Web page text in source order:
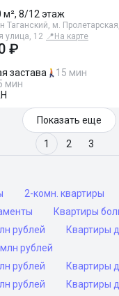
м², 8/12 этаж
Таганский, м.
улица, 12 📍 На карте
₽
застава
15 мин
мин
Показать еще
1 2 3
2-комн. квартиры
Квартиры
рублей
Квартиры
рублей
рублей
Квартиры
рублей
Квартиры